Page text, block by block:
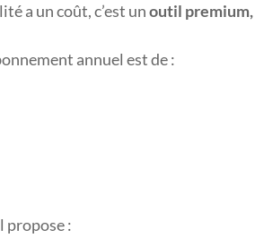
a un coût, c’est unoutil
annuel est de :
propose :